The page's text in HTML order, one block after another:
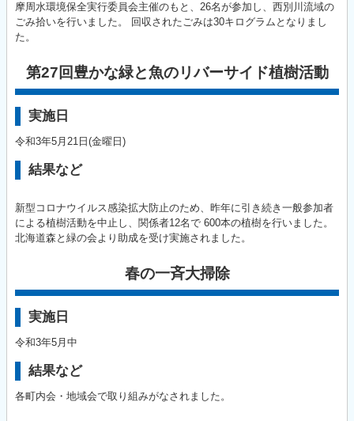
摩周水環境保全実行委員会主催のもと、26名が参加し、西別川流域の
ごみ拾いを行いました。 回収されたごみは30キログラムとなりまし
た。
第27回豊かな緑と魚のリバーサイド植樹活動
実施日
令和3年5月21日(金曜日)
結果など
新型コロナウイルス感染拡大防止のため、昨年に引き続き一般参加者
による植樹活動を中止し、関係者12名で 600本の植樹を行いました。
北海道森と緑の会より助成を受け実施されました。
春の一斉大掃除
実施日
令和3年5月中
結果など
各町内会・地域会で取り組みがなされました。